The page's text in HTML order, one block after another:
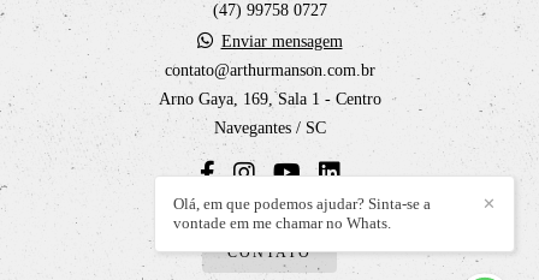
(47) 99758 0727
Enviar mensagem
contato@arthurmanson.com.br
Arno Gaya, 169, Sala 1 - Centro
Navegantes / SC
CONTATO
✕
Olá, em que podemos ajudar? Sinta-se a
vontade em me chamar no Whats.